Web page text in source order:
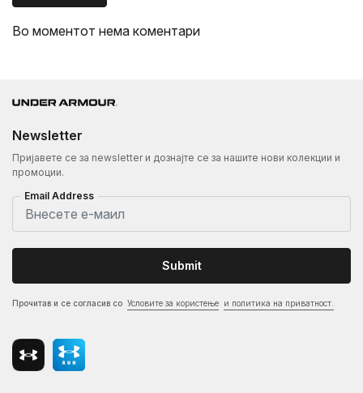
Во моментот нема коментари
Newsletter
Пријавете се за newsletter и дознајте се за нашите нови колекции и
промоции.
Email Address
Submit
Прочитав и се согласив со Условите за користење и политика на приватност.